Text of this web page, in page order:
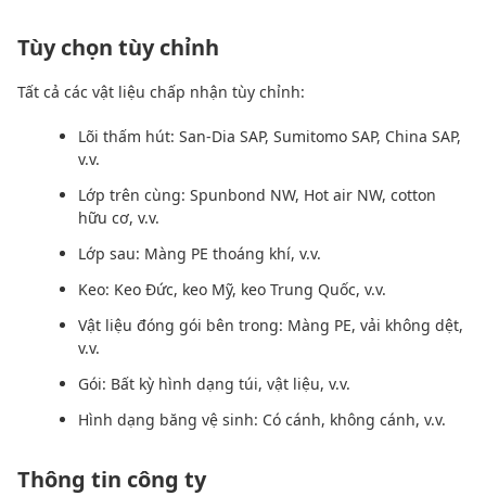
Tùy chọn tùy chỉnh
Tất cả các vật liệu chấp nhận tùy chỉnh:
Lõi thấm hút: San-Dia SAP, Sumitomo SAP, China SAP,
v.v.
Lớp trên cùng: Spunbond NW, Hot air NW, cotton
hữu cơ, v.v.
Lớp sau: Màng PE thoáng khí, v.v.
Keo: Keo Đức, keo Mỹ, keo Trung Quốc, v.v.
Vật liệu đóng gói bên trong: Màng PE, vải không dệt,
v.v.
Gói: Bất kỳ hình dạng túi, vật liệu, v.v.
Hình dạng băng vệ sinh: Có cánh, không cánh, v.v.
Thông tin công ty